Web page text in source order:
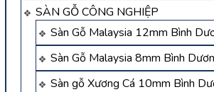
SÀN GỖ CÔNG NGHIỆP
Sàn Gỗ Malaysia 12mm Bình
Sàn Gỗ Malaysia 8mm Bình
Sàn gỗ Xương Cá 10mm Bình